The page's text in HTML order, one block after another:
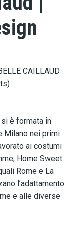
CAILLAUD
è formata in
Milano nei primi
ai costumi
Home Sweet
Rome e La
l’adattamento
e alle diverse